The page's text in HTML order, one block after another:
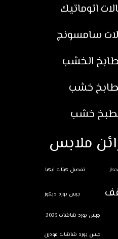
اتوماتيك
سامسونج
الخشب
خشب
خشب
ملابس
تفصيل كبتات ايكيا
جبس بورد ديكور
جبس بورد شاشات 2023
جبس بورد شاشات مودرن